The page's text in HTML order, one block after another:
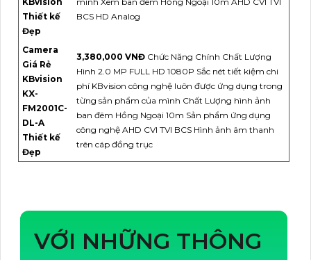
Thiết kế
Đẹp
BCS HD Analog
Camera
Giá Rẻ
KBvision
KX-
FM2001C-
DL-A
Thiết kế
Đẹp
3,380,000 VNĐ Chức Năng Chính Chất Lượng
Hình 2.0 MP FULL HD 1080P Sắc nét tiết kiệm chi
phí KBvision công nghệ luôn được ứng dụng trong
từng sản phẩm của mình Chất Lượng hình ảnh
ban đêm Hồng Ngoại 10m Sản phẩm ứng dụng
công nghệ AHD CVI TVI BCS Hình ảnh âm thanh
trên cáp đồng trục
VỚI NHỮNG THÔNG